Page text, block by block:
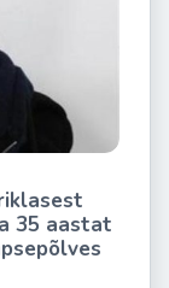
35 aastat